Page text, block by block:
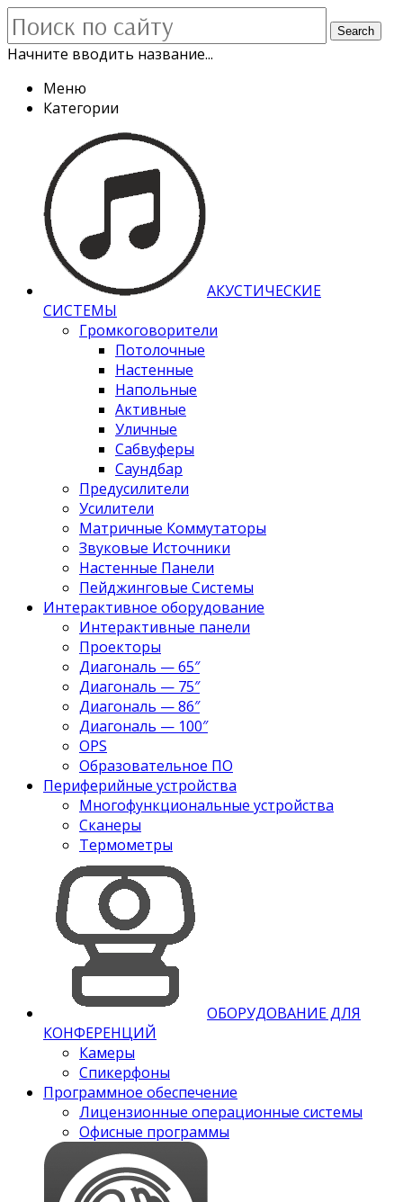
Search
Начните вводить название...
Меню
Категории
АКУСТИЧЕСКИЕ
СИСТЕМЫ
Громкоговорители
Потолочные
Настенные
Напольные
Активные
Уличные
Сабвуферы
Саундбар
Предусилители
Усилители
Матричные Коммутаторы
Звуковые Источники
Настенные Панели
Пейджинговые Системы
Интерактивное оборудование
Интерактивные панели
Проекторы
Диагональ — 65″
Диагональ — 75″
Диагональ — 86″
Диагональ — 100″
OPS
Образовательное ПО
Периферийные устройства
Многофункциональные устройства
Сканеры
Термометры
ОБОРУДОВАНИЕ ДЛЯ
КОНФЕРЕНЦИЙ
Камеры
Спикерфоны
Программное обеспечение
Лицензионные операционные системы
Офисные программы